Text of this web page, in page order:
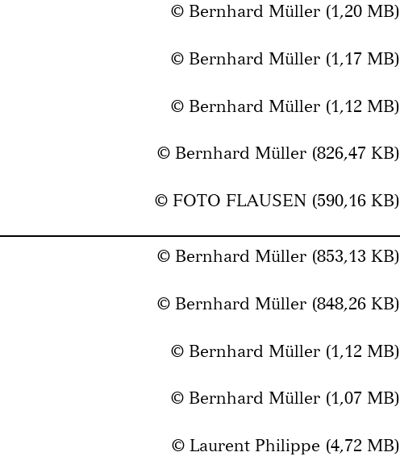
© Bernhard Müller (1,20 MB)
© Bernhard Müller (1,17 MB)
© Bernhard Müller (1,12 MB)
© Bernhard Müller (826,47 KB)
© FOTO FLAUSEN (590,16 KB)
© Bernhard Müller (853,13 KB)
© Bernhard Müller (848,26 KB)
© Bernhard Müller (1,12 MB)
© Bernhard Müller (1,07 MB)
© Laurent Philippe (4,72 MB)